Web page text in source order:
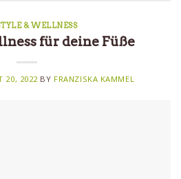
& WELLNESS
für deine Füße
20, 2022 BY FRANZISKA KAMMEL